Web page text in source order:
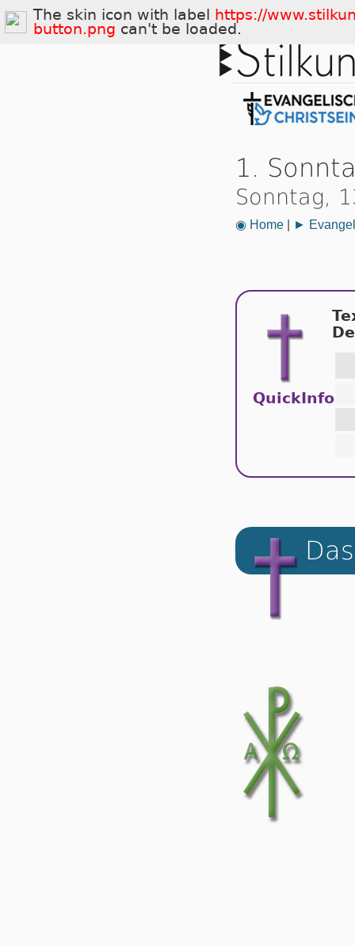
1.
Sonntag,
◉ Home| ►
QuickInfo
The skin icon with label
https://
button.png can't be loaded.